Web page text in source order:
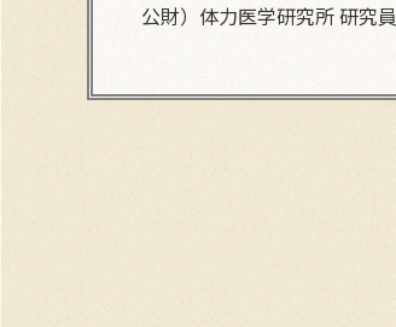
公財）体力医学研究所 研究員